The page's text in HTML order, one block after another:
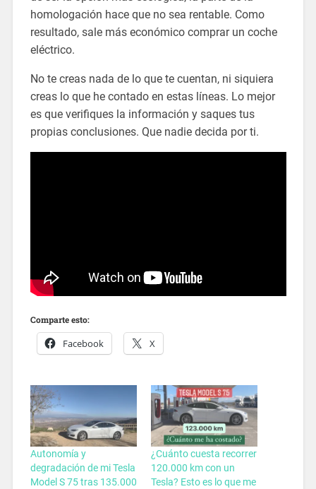
homologación hace que no sea rentable. Como
resultado, sale más económico comprar un coche
eléctrico.
No te creas nada de lo que te cuentan, ni siquiera
creas lo que he contado en estas líneas. Lo mejor
es que verifiques la información y saques tus
propias conclusiones. Que nadie decida por ti.
Comparte esto:
Facebook X
Autonomía y
degradación de mi Tesla
Model S 75 tras 135.000
¿Cuánto cuesta recorrer
120.000 km con un
Tesla? Esto es lo que me